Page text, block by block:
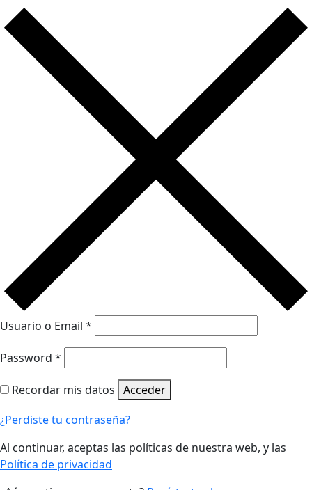
Usuario o Email *
Password *
Recordar mis datos Acceder
¿Perdiste tu contraseña?
Al continuar, aceptas las políticas de nuestra web, y las
Política de privacidad